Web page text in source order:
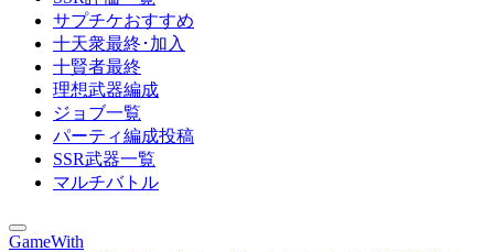
サプチケおすすめ
十天衆最終･加入
十賢者最終
理想武器編成
ジョブ一覧
パーティ編成投稿
SSR武器一覧
マルチバトル
GameWith